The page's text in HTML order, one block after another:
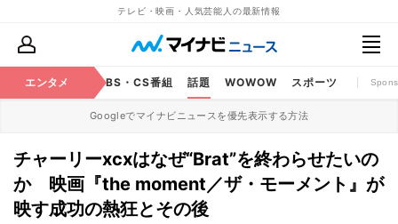
テレビ・映画・人気芸能人の最新情報
エンタメ
映画 YouTube BS・CS番組 話題 WOWOW スポーツ
Googleでマイナビニュースを優先表示する方法
チャーリーxcxはなぜ“Brat”を終わらせたいの
か 映画『the moment／ザ・モーメント』が
映す成功の熱狂とその後